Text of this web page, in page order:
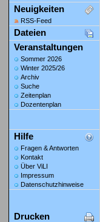
Neuigkeiten
RSS-Feed
Dateien
Veranstaltungen
Sommer 2026
Winter 2025/26
Archiv
Suche
Zeitenplan
Dozentenplan
Hilfe
Fragen & Antworten
Kontakt
Über ViLI
Impressum
Datenschutzhinweise
Drucken